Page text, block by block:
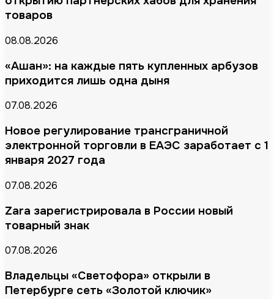
товаров
08.08.2026
«Ашан»: на каждые пять купленных арбузов
приходится лишь одна дыня
07.08.2026
Новое регулирование трансграничной
электронной торговли в ЕАЭС заработает с 1
января 2027 года
07.08.2026
Zara зарегистрировала в России новый
товарный знак
07.08.2026
Владельцы «Светофора» открыли в
Петербурге сеть «Золотой ключик»